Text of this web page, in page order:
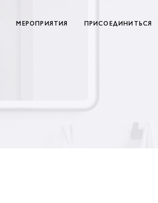
МЕРОПРИЯТИЯ ПРИСОЕДИНИТЬСЯ